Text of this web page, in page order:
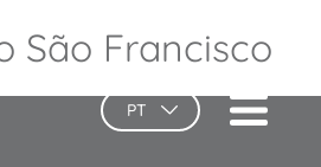
PT
São Francisco